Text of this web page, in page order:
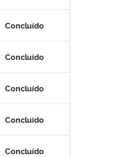
Concluído
Concluído
Concluído
Concluído
Concluído